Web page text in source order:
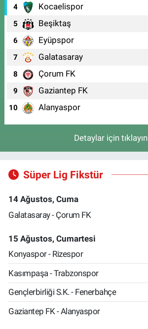
4 Kocaelispor
5 Beşiktaş
6 Eyüpspor
7 Galatasaray
8 Çorum FK
9 Gaziantep FK
10 Alanyaspor
Detaylar için tıklayın
Süper Lig Fikstür
14 Ağustos, Cuma
Galatasaray - Çorum FK
15 Ağustos, Cumartesi
Konyaspor - Rizespor
Kasımpaşa - Trabzonspor
Gençlerbirliği S.K. - Fenerbahçe
Gaziantep FK - Alanyaspor